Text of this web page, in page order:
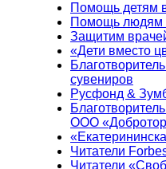
Помощь детям
Помощь людям
Защитим
«Дети вместо
сувениров
Русфонд &
ООО
Читатели
Читатели